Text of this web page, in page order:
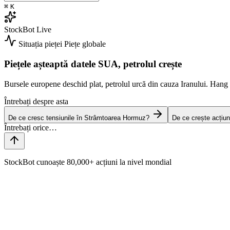
⌘ K
StockBot Live
Situația pieței Piețe globale
Piețele așteaptă datele SUA, petrolul crește
Bursele europene deschid plat, petrolul urcă din cauza Iranului.
Întrebați despre asta
De ce cresc tensiunile în Strâmtoarea Hormuz? De ce crește
StockBot cunoaște 80,000+ acțiuni la nivel mondial